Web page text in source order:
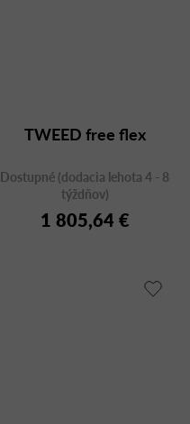
TWEED free flex
Dostupné (dodacia lehota 4 - 8
týždňov)
1 805,64 €